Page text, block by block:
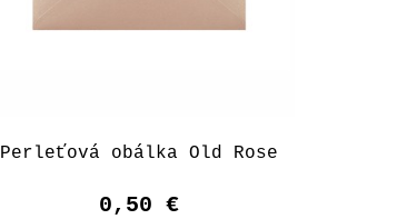
Perleťová obálka Old Rose
0,50 €